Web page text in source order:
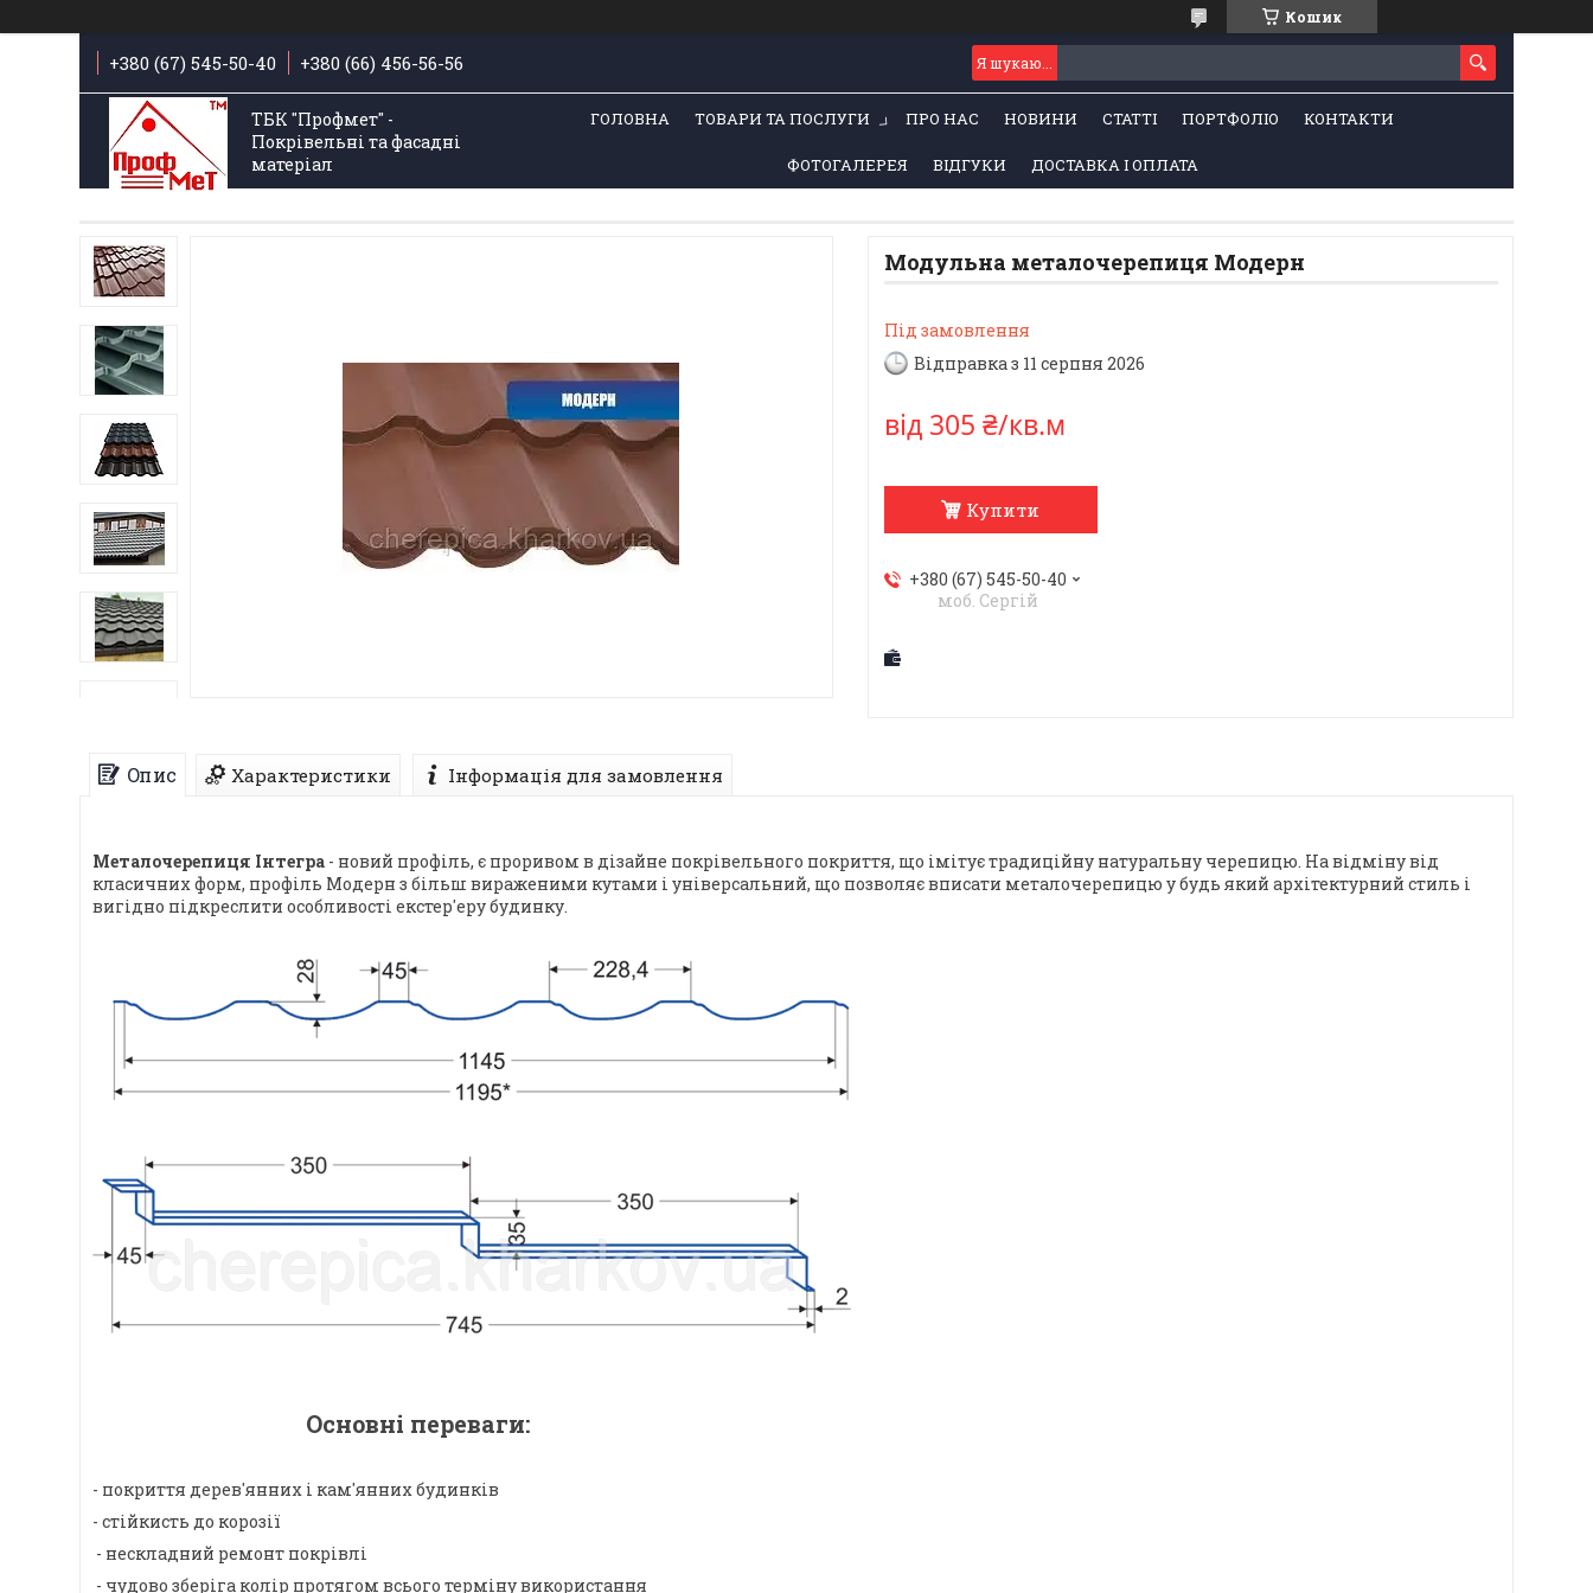
Кошик
+380 (67) 545-50-40 +380 (66) 456-56-56
ТБК "Профмет" -
Покрівельні та фасадні
матеріал
ГОЛОВНА ТОВАРИ ТА ПОСЛУГИ ПРО НАС НОВИНИ СТАТТІ ПОРТФОЛІО КОНТАКТИ
ФОТОГАЛЕРЕЯ ВІДГУКИ ДОСТАВКА І ОПЛАТА
Модульна металочерепиця Модерн
Під замовлення
Відправка з 11 серпня 2026
від 305 ₴/кв.м
Купити
+380 (67) 545-50-40
моб. Сергій
Опис Характеристики Інформація для замовлення
Металочерепиця Інтегра - новий профіль, є проривом в дізайне покрівельного покриття, що імітує традиційну натуральну черепицю. На відміну від
класичних форм, профіль Модерн з більш вираженими кутами і універсальний, що позволяє вписати металочерепицю у будь який архітектурний стиль і
вигідно підкреслити особливості екстер'еру будинку.
Основні переваги:
- покриття дерев'янних і кам'янних будинків
- стійкисть до корозії
- нескладний ремонт покрівлі
- чудово зберіга колір протягом всього терміну використання